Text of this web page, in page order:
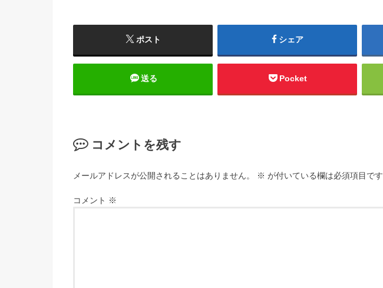
ポスト シェア
送る Pocket
コメントを残す
メールアドレスが公開されることはありません。 ※ が付いている欄は必須項目です
コメント ※